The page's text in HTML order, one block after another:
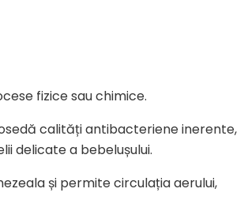
fizice sau chimice.
calități antibacteriene inerente,
delicate a bebelușului.
și permite circulația aerului,